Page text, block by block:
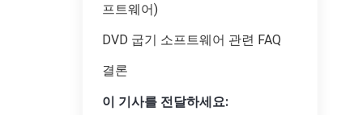
프트웨어)
DVD 굽기 소프트웨어 관련 FAQ
결론
이 기사를 전달하세요: